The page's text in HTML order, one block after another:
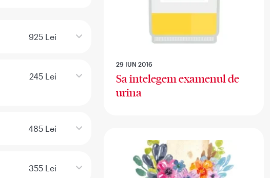
925 Lei
245 Lei
485 Lei
355 Lei
29 IUN 2016
Sa intelegem examenul de
urina